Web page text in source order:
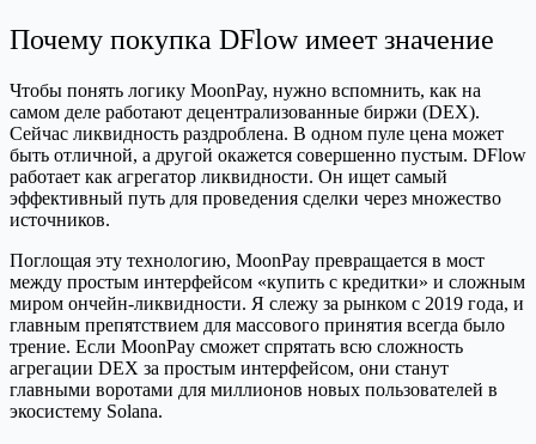
Почему покупка DFlow имеет значение
Чтобы понять логику MoonPay, нужно вспомнить, как на
самом деле работают децентрализованные биржи (DEX).
Сейчас ликвидность раздроблена. В одном пуле цена может
быть отличной, а другой окажется совершенно пустым. DFlow
работает как агрегатор ликвидности. Он ищет самый
эффективный путь для проведения сделки через множество
источников.
Поглощая эту технологию, MoonPay превращается в мост
между простым интерфейсом «купить с кредитки» и сложным
миром ончейн-ликвидности. Я слежу за рынком с 2019 года, и
главным препятствием для массового принятия всегда было
трение. Если MoonPay сможет спрятать всю сложность
агрегации DEX за простым интерфейсом, они станут
главными воротами для миллионов новых пользователей в
экосистему Solana.